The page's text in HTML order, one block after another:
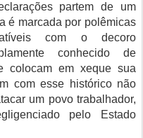
partem de um
é marcada por polêmicas
com o decoro
conhecido de
colocam em xeque sua
com esse histórico não
um povo trabalhador,
pelo Estado